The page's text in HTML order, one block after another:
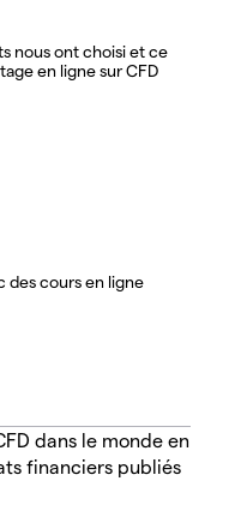
nous ont choisi et ce
en ligne sur CFD
des cours en ligne
dans le monde en
financiers publiés